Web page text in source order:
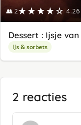
👥 2★★★★☆
Dessert : Ijsje
IJs & sorbets
2 reacties